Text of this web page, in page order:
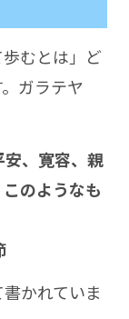
むとは」ど
ガラテヤ
、寛容、親
のようなも
かれていま